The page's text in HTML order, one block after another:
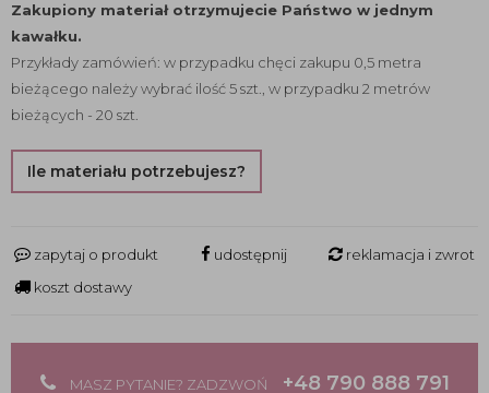
Zakupiony materiał otrzymujecie Państwo w jednym
kawałku.
Przykłady zamówień: w przypadku chęci zakupu 0,5 metra
bieżącego należy wybrać ilość 5 szt., w przypadku 2 metrów
bieżących - 20 szt.
Ile materiału potrzebujesz?
zapytaj o produkt udostępnij
reklamacja i zwrot
koszt dostawy
MASZ PYTANIE? ZADZWOŃ +48 790 888 791